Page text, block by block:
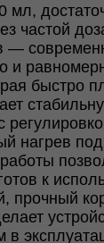
мл,
частой
—
и
быстро
нагрев
к
прочный
в